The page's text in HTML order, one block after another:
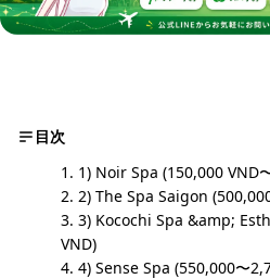
目次
1) Noir Spa (150,000 VND
2) The Spa Saigon
3) Kocochi Spa &amp;
VND)
4) Sense Spa (550,000〜